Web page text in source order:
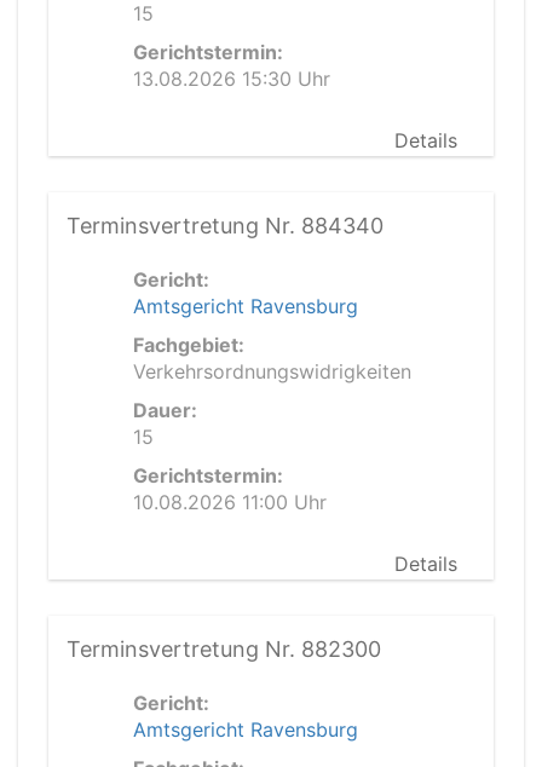
15
Gerichtstermin:
13.08.2026 15:30 Uhr
Details
Terminsvertretung Nr. 884340
Gericht:
Amtsgericht Ravensburg
Fachgebiet:
Verkehrsordnungswidrigkeiten
Dauer:
15
Gerichtstermin:
10.08.2026 11:00 Uhr
Details
Terminsvertretung Nr. 882300
Gericht:
Amtsgericht Ravensburg